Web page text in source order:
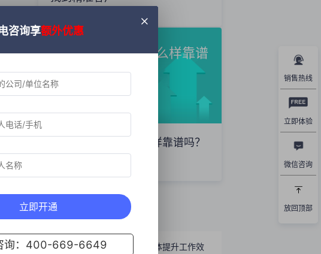
看
插
left:
一步
font>
站注
网易外贸通效果怎么样靠谱
吗？
网易外贸通效果怎么样靠谱吗？
相关阅读
1外贸业务员如何利用AI智能体提升工作效
咨询享额外优惠
立即开通
询：400-669-6649
销售热线
立即体验
微信咨询
放回顶部